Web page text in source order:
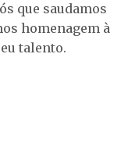
que saudamos
homenagem à
talento.